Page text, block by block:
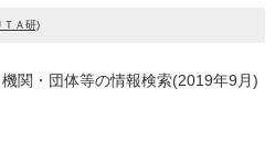
ＴＡ研)
関・団体等の情報検索(2019年9月)